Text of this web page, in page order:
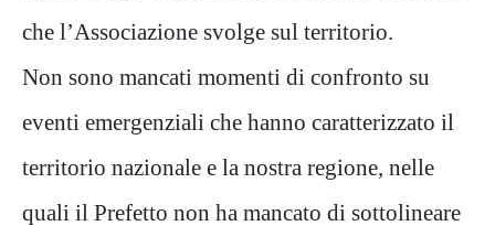
che l’Associazione svolge sul territorio.
Non sono mancati momenti di confronto su
eventi emergenziali che hanno caratterizzato il
territorio nazionale e la nostra regione, nelle
quali il Prefetto non ha mancato di sottolineare